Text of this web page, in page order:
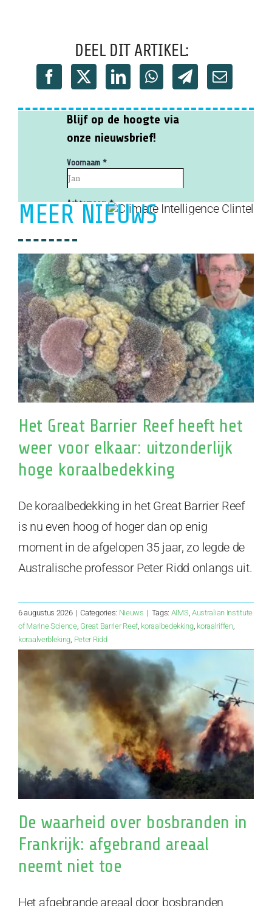
DEEL DIT ARTIKEL:
MEER NIEUWS
Het Great Barrier Reef heeft het
weer voor elkaar: uitzonderlijk
hoge koraalbedekking
De koraalbedekking in het Great Barrier Reef
is nu even hoog of hoger dan op enig
moment in de afgelopen 35 jaar, zo legde de
Australische professor Peter Ridd onlangs uit.
6 augustus 2026 | Categories: Nieuws | Tags: AIMS, Australian Institute
of Marine Science, Great Barrier Reef, koraalbedekking, koraalriffen,
koraalverbleking, Peter Ridd
De waarheid over bosbranden in
Frankrijk: afgebrand areaal
neemt niet toe
Het afgebrande areaal door bosbranden